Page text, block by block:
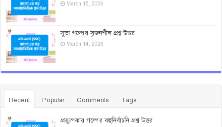
March 15, 2026
সুভা গল্পের সৃজনশীল প্রশ্ন উত্তর
March 14, 2026
Recent Popular Comments Tags
প্রত্যুপকার গল্পের বহুনির্বাচনি প্রশ্ন উত্তর